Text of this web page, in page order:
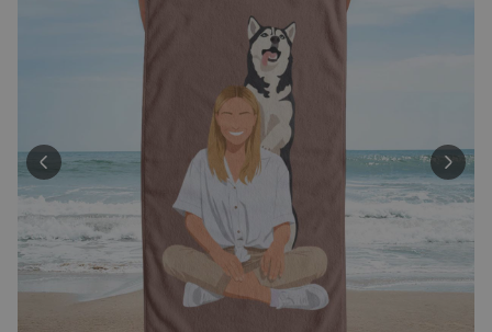
Personnalisable
Chaussettes personnalisées
avec votre animal de
Personnalisable
Serviette personnalisée
Maritime avec texte
exemplaires
vendus
34,99 €
Personnalisable
Tablier de cuisine